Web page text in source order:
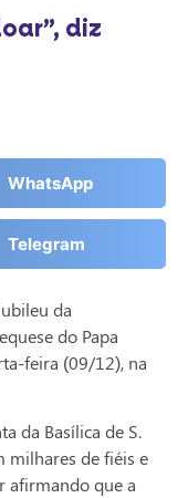
diz
WhatsApp
Telegram
da
do Papa
feira (09/12), na
da Basílica de S.
milhares de fiéis e
afirmando que a